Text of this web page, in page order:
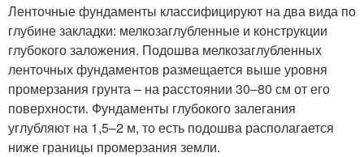
Ленточные фундаменты классифицируют на два вида по
глубине закладки: мелкозаглубленные и конструкции
глубокого заложения. Подошва мелкозаглубленных
ленточных фундаментов размещается выше уровня
промерзания грунта – на расстоянии 30–80 см от его
поверхности. Фундаменты глубокого залегания
углубляют на 1,5–2 м, то есть подошва располагается
ниже границы промерзания земли.